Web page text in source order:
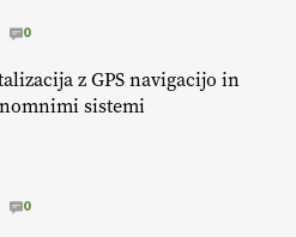
v uspešno kmetijsko in
0
z GPS navigacijo in
sistemi
0